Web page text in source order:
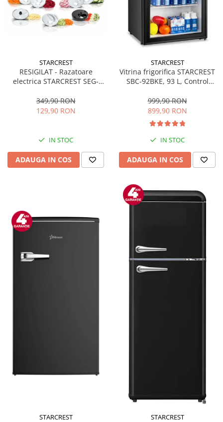
STARCREST
RESIGILAT - Razatoare
electrica STARCREST SEG-
taiere, Negru
349,90 RON
129,90 RON
IN STOC
ADAUGA IN COS
STARCREST
Vitrina frigorifica STARCREST
SBC-92BKE, 93 L, Control
83.2 cm, Negru
999,90 RON
899,90 RON
IN STOC
ADAUGA IN COS
STARCREST STARCREST